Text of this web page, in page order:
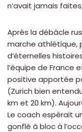
n’avait jamais
Après la débâcle
marche athlétique,
d’éternelles
l’équipe de France
positive apportée
(Zurich bien
km et 20 km).
Le coach espérait
gonflé à bloc à